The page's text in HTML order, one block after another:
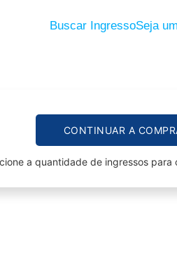
Buscar IngressoSeja
CONTINUAR A
a quantidade de ingressos para